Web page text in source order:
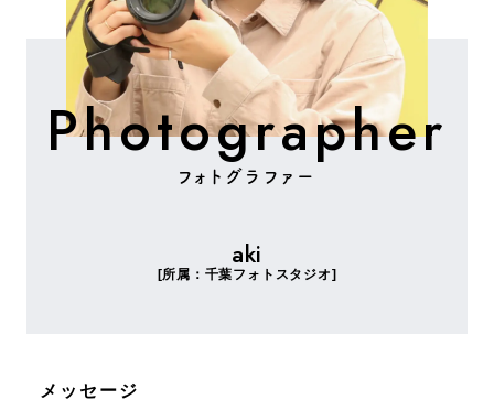
Photographer
フォトグラファー
aki
[所属：千葉フォトスタジオ]
メッセージ